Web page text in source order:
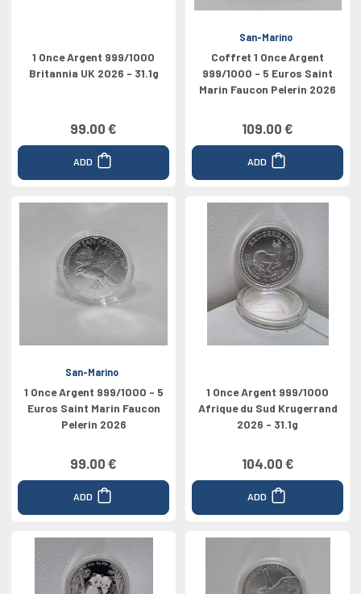
1 Once Argent 999/1000
Britannia UK 2026 - 31.1g
99.00 €
ADD
San-Marino
Coffret 1 Once Argent
999/1000 - 5 Euros Saint
Marin Faucon Pelerin 2026
109.00 €
ADD
San-Marino
1 Once Argent 999/1000 - 5
Euros Saint Marin Faucon
Pelerin 2026
99.00 €
ADD
1 Once Argent 999/1000
Afrique du Sud Krugerrand
2026 - 31.1g
104.00 €
ADD